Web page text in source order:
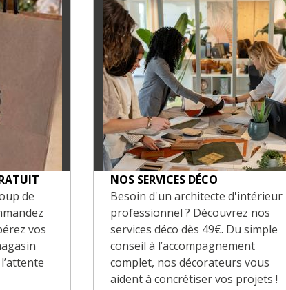
de
vos
NOS SERVICES DÉCO
Besoin d'un architecte d'intérieur
professionnel ? Découvrez nos
services déco dès 49€. Du simple
conseil à l’accompagnement
complet, nos décorateurs vous
aident à concrétiser vos projets !